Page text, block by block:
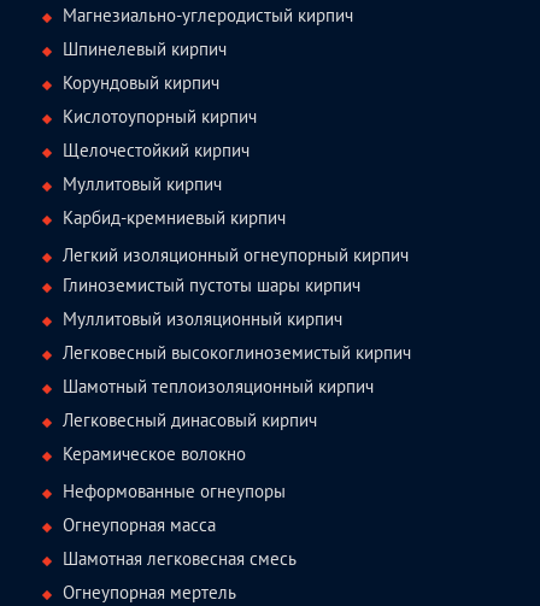
Магнезиально-углеродистый кирпич
Шпинелевый кирпич
Корундовый кирпич
Кислотоупорный кирпич
Щелочестойкий кирпич
Муллитовый кирпич
Карбид-кремниевый кирпич
Легкий изоляционный огнеупорный кирпич
Глиноземистый пустоты шары кирпич
Муллитовый изоляционный кирпич
Легковесный высокоглиноземистый кирпич
Шамотный теплоизоляционный кирпич
Легковесный динасовый кирпич
Керамическое волокно
Неформованные огнеупоры
Огнеупорная масса
Шамотная легковесная смесь
Огнеупорная мертель